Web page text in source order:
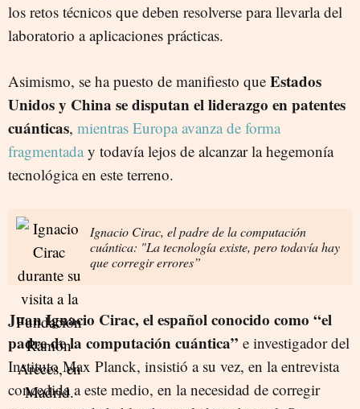
los retos técnicos que deben resolverse para llevarla del
laboratorio a aplicaciones prácticas.
Asimismo, se ha puesto de manifiesto que Estados
Unidos y China se disputan el liderazgo en patentes
cuánticas, mientras Europa avanza de forma
fragmentada y todavía lejos de alcanzar la hegemonía
tecnológica en este terreno.
Ignacio Cirac, el padre de la computación
cuántica: "La tecnología existe, pero todavía hay
que corregir errores”
Juan Ignacio Cirac, el español conocido como “el
padre de la computación cuántica” e investigador del
Instituto Max Planck, insistió a su vez, en la entrevista
concedida a este medio, en la necesidad de corregir